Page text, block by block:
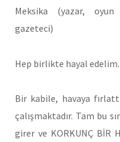
Meksika (yazar, oyun
gazeteci)
Hep birlikte hayal edelim.
Bir kabile, havaya
çalışmaktadır. Tam bu
girer ve KORKUNÇ BİR